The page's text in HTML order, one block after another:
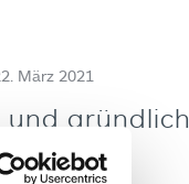
März 2021
und gründlich